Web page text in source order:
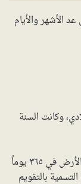
الأشهر والأيام
وكانت السنة
ويمثل التقويم الشمسي دورة كاملة للشمس حول الأرض في ٣٦٥ يوماً
جاءت التسمية بالتقويم